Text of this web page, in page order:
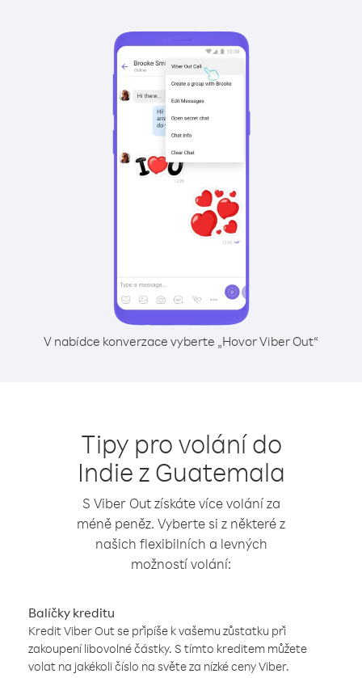
V nabídce konverzace vyberte „Hovor Viber Out“
Tipy pro volání do
Indie z Guatemala
S Viber Out získáte více volání za
méně peněz. Vyberte si z některé z
našich flexibilních a levných
možností volání:
Balíčky kreditu
Kredit Viber Out se připíše k vašemu zůstatku při
zakoupení libovolné částky. S tímto kreditem můžete
volat na jakékoli číslo na světe za nízké ceny Viber.